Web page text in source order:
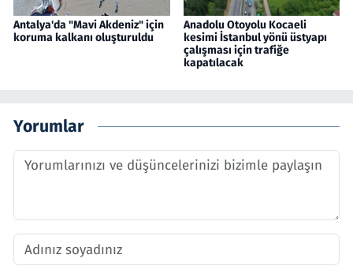
Antalya'da "Mavi Akdeniz" için
koruma kalkanı oluşturuldu
Anadolu Otoyolu Kocaeli
kesimi İstanbul yönü üstyapı
çalışması için trafiğe
kapatılacak
Yorumlar